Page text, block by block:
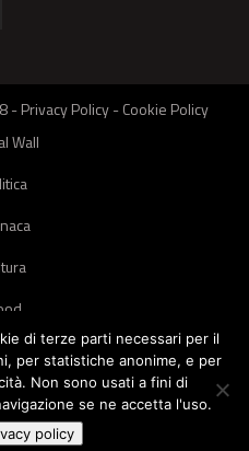
-Privacy Policy-Cookie Policy
Wall
Style
di terze parti necessari per il
per statistiche anonime, e per
Non sono usati a fini di
se ne accetta l'uso.
policy